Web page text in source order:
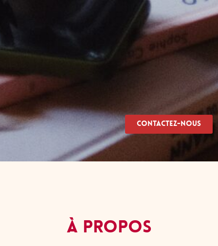
Contactez-nous
À PROPOS